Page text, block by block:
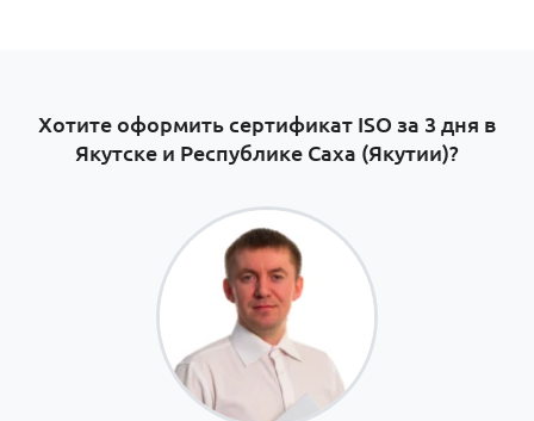
Хотите оформить сертификат ISO за 3 дня в
Якутске и Республике Саха (Якутии)?